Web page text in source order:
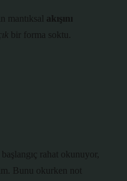
mantıksal akışını
bir forma soktu.
rahat okunuyor,
Bunu okurken not